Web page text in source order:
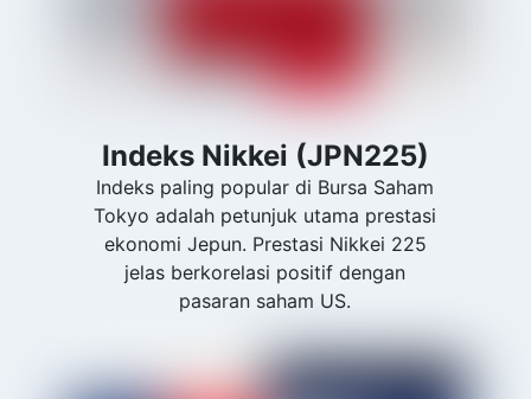
Indeks Nikkei (JPN225)
Indeks paling popular di Bursa Saham
Tokyo adalah petunjuk utama prestasi
ekonomi Jepun. Prestasi Nikkei 225
jelas berkorelasi positif dengan
pasaran saham US.